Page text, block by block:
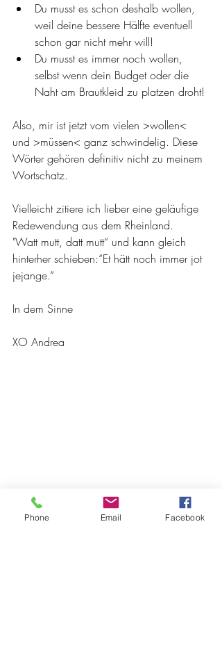
Du musst es schon deshalb wollen,
weil deine bessere Hälfte eventuell
schon gar nicht mehr will!
Du musst es immer noch wollen,
selbst wenn dein Budget oder die
Naht am Brautkleid zu platzen droht!
Also, mir ist jetzt vom vielen >wollen<
und >müssen< ganz schwindelig. Diese
Wörter gehören definitiv nicht zu meinem
Wortschatz.
Vielleicht zitiere ich lieber eine geläufige
Redewendung aus dem Rheinland.
"Watt mutt, datt mutt“ und kann gleich
hinterher schieben:“Et hätt noch immer jot
jejange.“
In dem Sinne
XO Andrea
Phone Email Facebook